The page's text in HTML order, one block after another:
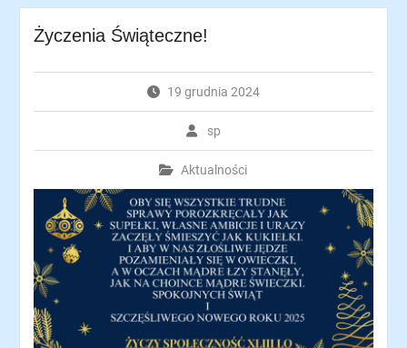
Życzenia Świąteczne!
19 grudnia 2024
sp
Aktualności